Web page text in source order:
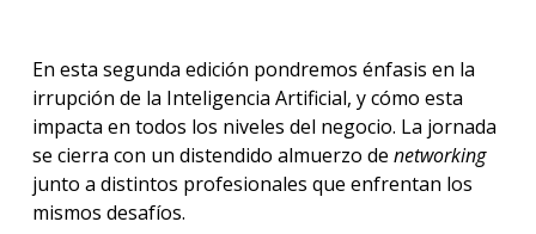
En esta segunda edición pondremos énfasis en la
irrupción de la Inteligencia Artificial, y cómo esta
impacta en todos los niveles del negocio. La jornada
se cierra con un distendido almuerzo de networking
junto a distintos profesionales que enfrentan los
mismos desafíos.